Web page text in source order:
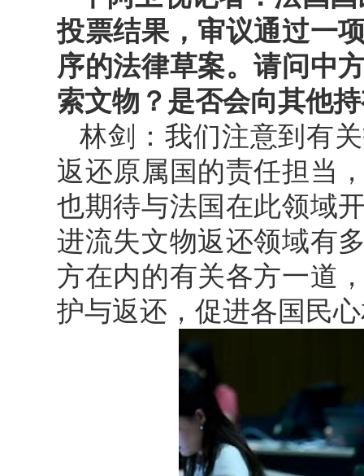
投票结果，审议通过一
序的法律草案。请问中
索文物？是否会向其他
林剑：我们注意到有
返还原属国的责任担当
也期待与法国在此领域
进流失文物返还领域有
方在内的有关各方一道
护与返还，促进各国民